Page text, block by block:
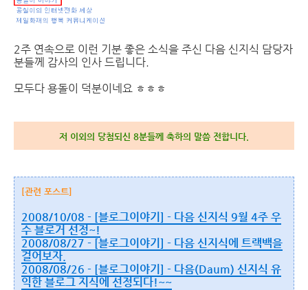
2주 연속으로 이런 기분 좋은 소식을 주신 다음 신지식 담당자
분들께 감사의 인사 드립니다.
모두다 용돌이 덕분이네요 ㅎㅎㅎ
저 이외의 당첨되신 8분들께 축하의 말씀 전합니다.
[관련 포스트]
2008/10/08 - [블로그이야기] - 다음 신지식 9월 4주 우
수 블로거 선정~!
2008/08/27 - [블로그이야기] - 다음 신지식에 트랙백을
걸어보자.
2008/08/26 - [블로그이야기] - 다음(Daum) 신지식 유
익한 블로그 지식에 선정되다!~~